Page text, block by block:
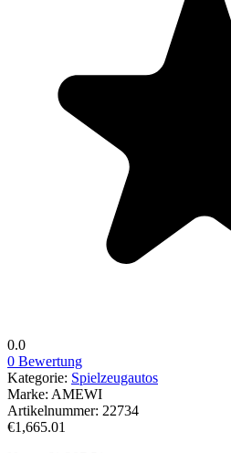
0.0
0 Bewertung
Kategorie: Spielzeugautos
Marke: AMEWI
Artikelnummer: 22734
€1,665.01